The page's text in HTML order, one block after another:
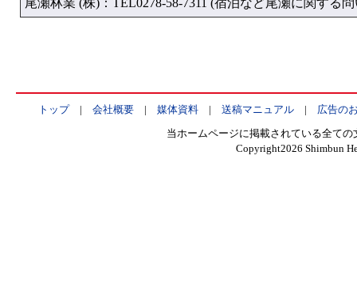
尾瀬林業 (株)：TEL0278-58-7311 (宿泊など尾瀬に関する
トップ| 会社概要| 媒体資料| 送稿マニュアル| 広告の
当ホームページに掲載されている全て
Copyright2026 Shimbun